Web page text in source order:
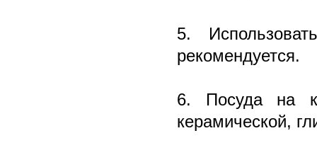
5.
рекомендуется.
6. Посуда на
керамической,